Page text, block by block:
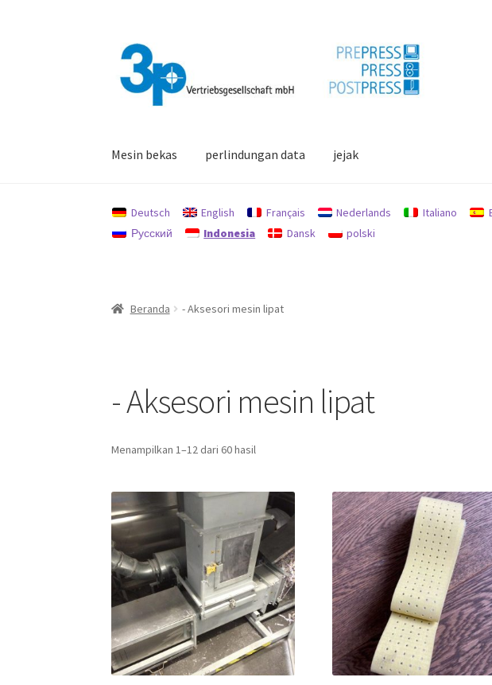
Skip
to
navigation
Skip
to
content
Mesin bekas perlindungan data jejak
perlindungan data
Deutsch English Français Nederlands Italiano
Русский
Indonesia Dansk polski
Beranda - Aksesori mesin lipat
- Aksesori mesin lipat
Menampilkan 1–12 dari 60 hasil